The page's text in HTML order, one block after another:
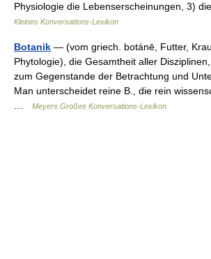
Physiologie die Lebenserscheinungen, 3)
Kleines Konversations-Lexikon
Botanik — (vom griech. botánē, Futter,
Phytologie), die Gesamtheit aller
zum Gegenstande der Betrachtung und
Man unterscheidet reine B., die rein
Meyers Großes Konversations-Lexikon